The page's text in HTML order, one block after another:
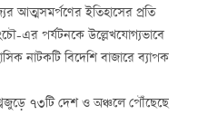
আত্মসমর্পণের ইতিহাসের প্রতি
এর পর্যটনকে উল্লেখযোগ্যভাবে
নাটকটি বিদেশি বাজারে ব্যাপক
৭৩টি দেশ ও অঞ্চলে পৌঁছেছে